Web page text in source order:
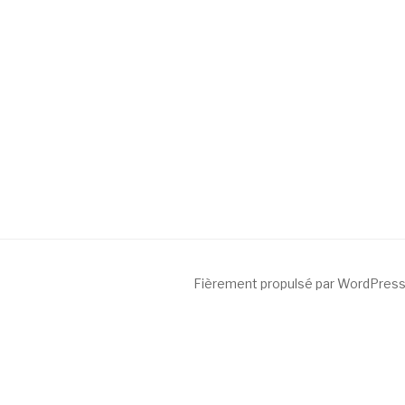
Fièrement propulsé par WordPress